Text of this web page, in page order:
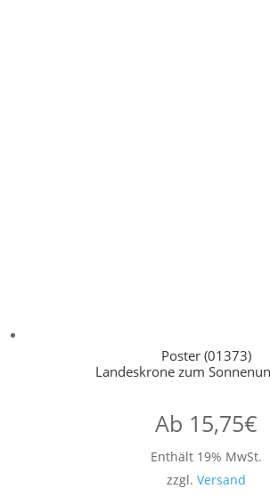
Poster (01373)
Landeskrone zum
Ab 15,75€
Enthält 19% MwSt.
zzgl. Versand